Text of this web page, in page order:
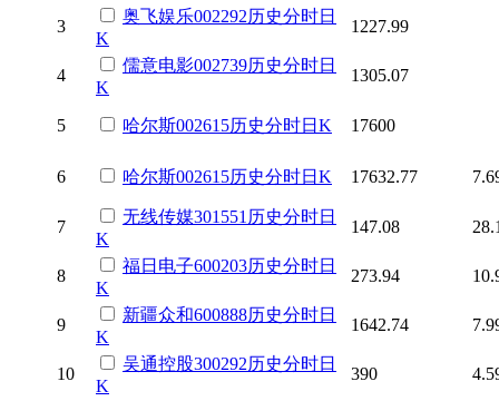
3
奥飞娱乐002292历史分时日
K
1227.99
4
儒意电影002739历史分时日
K
1305.07
5 哈尔斯002615历史分时日K 17600
6 哈尔斯002615历史分时日K 17632.77
7
无线传媒301551 历史分时日
K
147.08
8
福日电子600203历史分时日
K
273.94
9
新疆众和600888历史分时日
K
1642.74
10
吴通控股300292历史分时日
K
390